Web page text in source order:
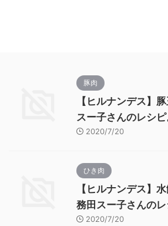
豚肉
【ヒルナンデス】
スー子さんのレシピ
2020/7/20
ひき肉
【ヒルナンデス】
務田スー子さんのレ
2020/7/20